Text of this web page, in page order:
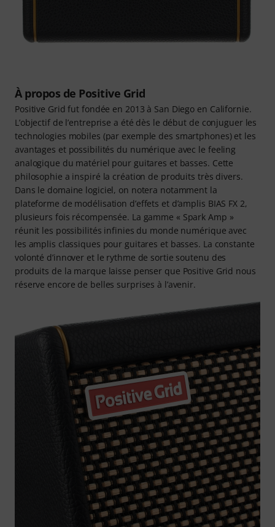
À propos de Positive Grid
Positive Grid fut fondée en 2013 à San Diego en Californie.
L’objectif de l’entreprise a été dès le début de conjuguer les
technologies mobiles (par exemple des smartphones) et les
avantages et possibilités du numérique avec le feeling
analogique du matériel pour guitares et basses. Cette
philosophie a inspiré la création de produits très divers.
Dans le domaine logiciel, on notera notamment la
plateforme de modélisation d’effets et d’amplis BIAS FX 2,
plusieurs fois récompensée. La gamme « Spark Amp »
réunit les possibilités infinies du monde numérique avec
les amplis classiques pour guitares et basses. La constante
volonté d’innover et le rythme de sortie soutenu des
produits de la marque laisse penser que Positive Grid nous
réserve encore de belles surprises à l’avenir.